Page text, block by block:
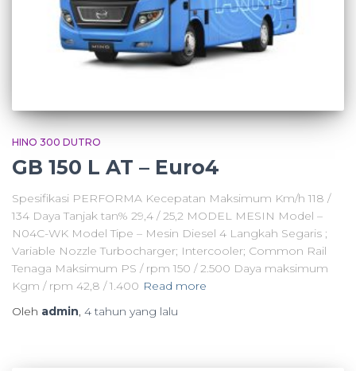
HINO 300 DUTRO
GB 150 L AT – Euro4
Spesifikasi PERFORMA Kecepatan Maksimum Km/h 118 /
134 Daya Tanjak tan% 29,4 / 25,2 MODEL MESIN Model –
N04C-WK Model Tipe – Mesin Diesel 4 Langkah Segaris ;
Variable Nozzle Turbocharger; Intercooler; Common Rail
Tenaga Maksimum PS / rpm 150 / 2.500 Daya maksimum
Kgm / rpm 42,8 / 1.400 Read more
Oleh admin, 4 tahun yang lalu